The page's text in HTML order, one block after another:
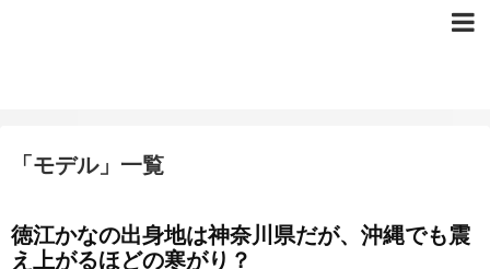
「 モデル」 一覧
徳江かなの出身地は神奈川県だが、沖縄でも震
え上がるほどの寒がり？